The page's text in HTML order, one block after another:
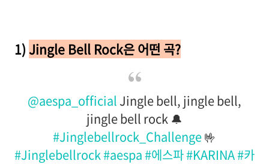
1)Jingle Bell Rock은 어떤 곡?
@aespa_official Jingle bell, jingle bell,
jingle bell rock 🔔
#Jinglebellrock_Challenge🤟
#Jinglebellrock#aespa#에스파#KARINA#카